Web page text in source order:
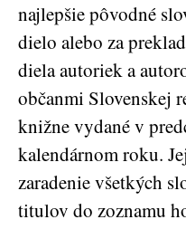
najlepšie pôvodné
dielo alebo za
diela autoriek a
občanmi Slovenskej
knižne vydané v
kalendárnom roku.
zaradenie všetkých
titulov do zoznamu